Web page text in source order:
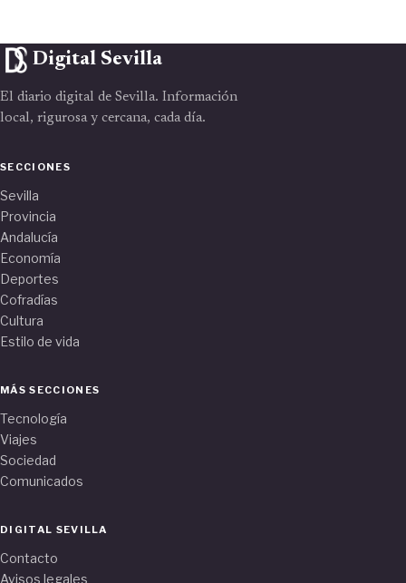
Digital Sevilla
El diario digital de Sevilla. Información
local, rigurosa y cercana, cada día.
SECCIONES
Sevilla
Provincia
Andalucía
Economía
Deportes
Cofradías
Cultura
Estilo de vida
MÁS SECCIONES
Tecnología
Viajes
Sociedad
Comunicados
DIGITAL SEVILLA
Contacto
Avisos legales